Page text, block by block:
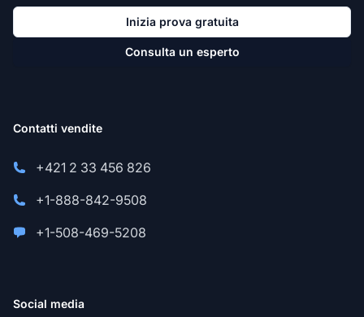
Inizia prova gratuita
Consulta un esperto
Contatti vendite
+421 2 33 456 826
+1-888-842-9508
+1-508-469-5208
Social media